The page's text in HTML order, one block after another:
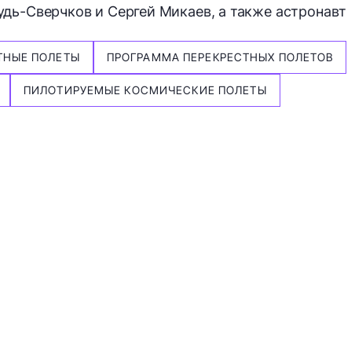
Сверчков и Сергей Микаев, а также астронавт
ПОЛЕТЫ ПРОГРАММА ПЕРЕКРЕСТНЫХ ПОЛЕТОВ
ПИЛОТИРУЕМЫЕ КОСМИЧЕСКИЕ ПОЛЕТЫ